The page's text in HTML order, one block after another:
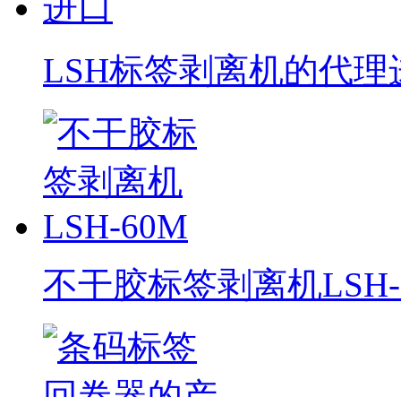
LSH标签剥离机的代理
不干胶标签剥离机